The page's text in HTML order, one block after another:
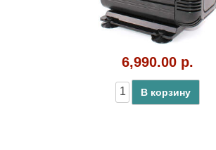
6,990.00 р.
В корзину